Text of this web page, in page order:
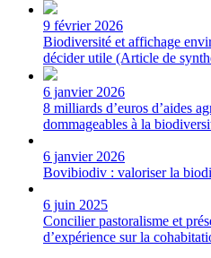
9 février 2026
Biodiversité et affichage
décider utile (Article de
6 janvier 2026
8 milliards d’euros d’aides
dommageables à la
6 janvier 2026
Bovibiodiv : valoriser la
6 juin 2025
Concilier pastoralisme et
d’expérience sur la